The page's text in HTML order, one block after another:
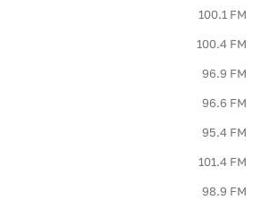
100.1 FM
100.4 FM
96.9 FM
96.6 FM
95.4 FM
101.4 FM
98.9 FM